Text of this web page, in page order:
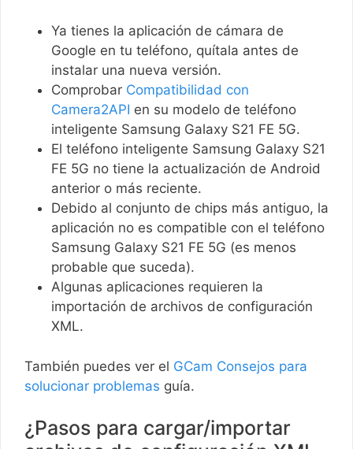
Ya tienes la aplicación de cámara de
Google en tu teléfono, quítala antes de
instalar una nueva versión.
Comprobar Compatibilidad con
Camera2API en su modelo de teléfono
inteligente Samsung Galaxy S21 FE 5G.
El teléfono inteligente Samsung Galaxy S21
FE 5G no tiene la actualización de Android
anterior o más reciente.
Debido al conjunto de chips más antiguo, la
aplicación no es compatible con el teléfono
Samsung Galaxy S21 FE 5G (es menos
probable que suceda).
Algunas aplicaciones requieren la
importación de archivos de configuración
XML.
También puedes ver el GCam Consejos para
solucionar problemas guía.
¿Pasos para cargar/importar